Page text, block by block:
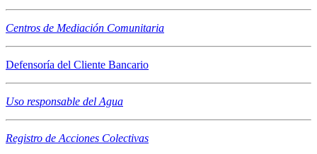
Centros de Mediación Comunitaria
Defensoría del Cliente Bancario
Uso responsable del Agua
Registro de Acciones Colectivas